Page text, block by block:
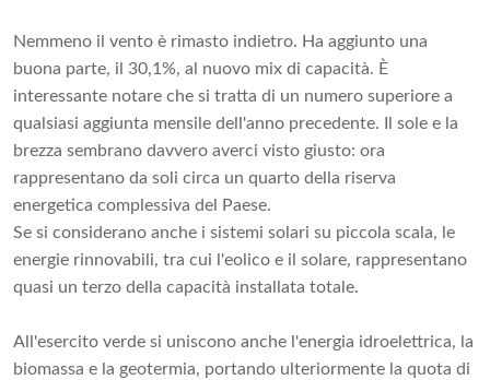
Nemmeno il vento è rimasto indietro. Ha aggiunto una
buona parte, il 30,1%, al nuovo mix di capacità. È
interessante notare che si tratta di un numero superiore a
qualsiasi aggiunta mensile dell'anno precedente. Il sole e la
brezza sembrano davvero averci visto giusto: ora
rappresentano da soli circa un quarto della riserva
energetica complessiva del Paese.
Se si considerano anche i sistemi solari su piccola scala, le
energie rinnovabili, tra cui l'eolico e il solare, rappresentano
quasi un terzo della capacità installata totale.
All'esercito verde si uniscono anche l'energia idroelettrica, la
biomassa e la geotermia, portando ulteriormente la quota di